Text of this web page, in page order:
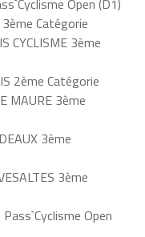
Open (D1)
3ème Catégorie
CYCLISME 3ème
2ème Catégorie
MAURE 3ème
3ème
3ème
Open